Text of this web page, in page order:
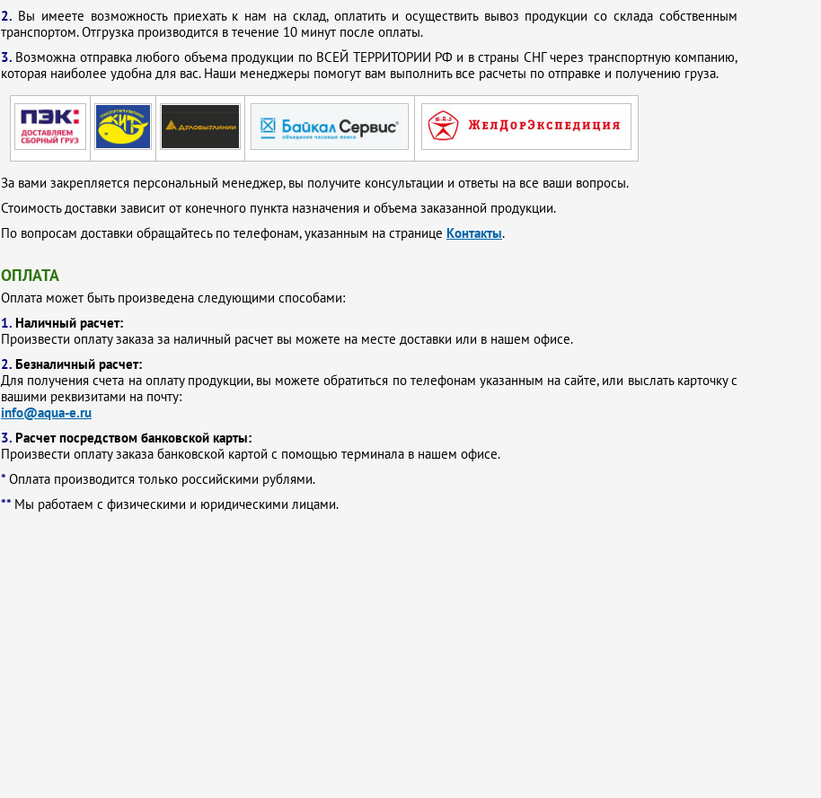
2. Вы имеете возможность приехать к нам на склад, оплатить и осуществить вывоз продукции со склада собственным
транспортом. Отгрузка производится в течение 10 минут после оплаты.
3. Возможна отправка любого объема продукции по ВСЕЙ ТЕРРИТОРИИ РФ и в страны СНГ через транспортную компанию,
которая наиболее удобна для вас. Наши менеджеры помогут вам выполнить все расчеты по отправке и получению груза.
За вами закрепляется персональный менеджер, вы получите консультации и ответы на все ваши вопросы.
Стоимость доставки зависит от конечного пункта назначения и объема заказанной продукции.
По вопросам доставки обращайтесь по телефонам, указанным на странице Контакты.
ОПЛАТА
Оплата может быть произведена следующими способами:
1. Наличный расчет:
Произвести оплату заказа за наличный расчет вы можете на месте доставки или в нашем офисе.
2. Безналичный расчет:
Для получения счета на оплату продукции, вы можете обратиться по телефонам указанным на сайте, или выслать карточку с
вашими реквизитами на почту:
info@aqua-e.ru
3. Расчет посредством банковской карты:
Произвести оплату заказа банковской картой с помощью терминала в нашем офисе.
* Оплата производится только российскими рублями.
** Мы работаем с физическими и юридическими лицами.